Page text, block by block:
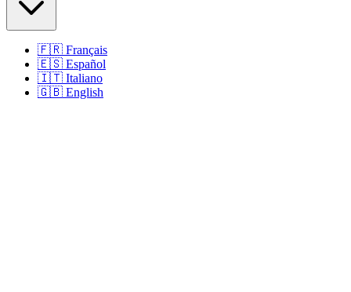
🇫🇷 Français
🇪🇸 Español
🇮🇹 Italiano
🇬🇧 English